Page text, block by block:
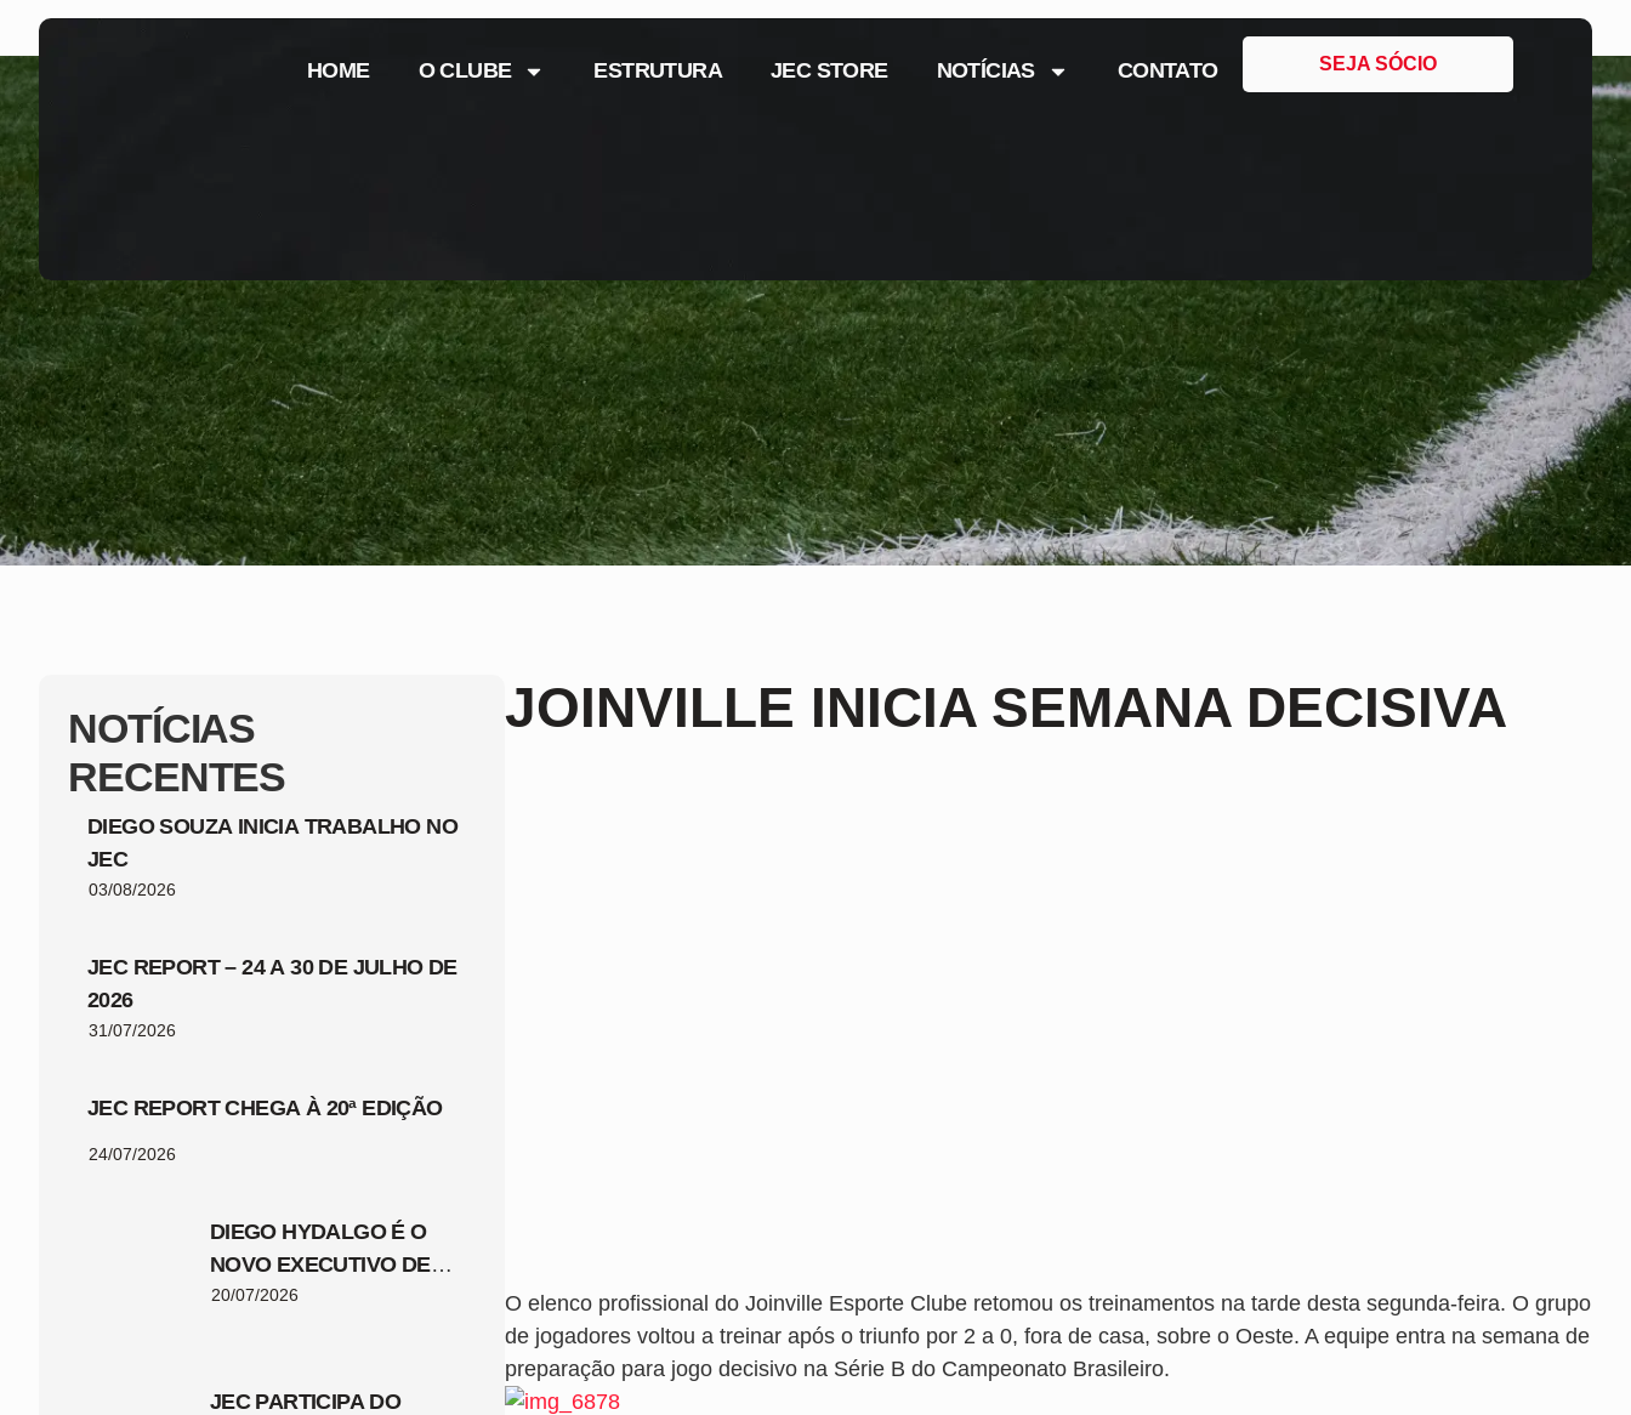
HOME O CLUBE ESTRUTURA JEC STORE NOTÍCIAS CONTATO SEJA SÓCIO
NOTÍCIAS
RECENTES
DIEGO SOUZA INICIA TRABALHO NO
JEC
03/08/2026
JEC REPORT – 24 A 30 DE JULHO DE
2026
31/07/2026
JEC REPORT CHEGA À 20ª EDIÇÃO
24/07/2026
DIEGO HYDALGO É O
NOVO EXECUTIVO DE
FUTEBOL DO JEC
20/07/2026
JEC PARTICIPA DO
JOINVILLE INICIA SEMANA DECISIVA
O elenco profissional do Joinville Esporte Clube retomou os treinamentos na tarde desta segunda-feira. O grupo
de jogadores voltou a treinar após o triunfo por 2 a 0, fora de casa, sobre o Oeste. A equipe entra na semana de
preparação para jogo decisivo na Série B do Campeonato Brasileiro.